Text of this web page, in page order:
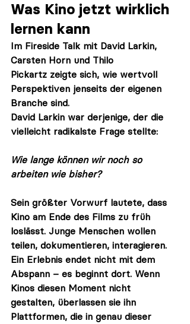
Was Kino jetzt wirklich
lernen kann
Im Fireside Talk mit David Larkin,
Carsten Horn und Thilo
Pickartz zeigte sich, wie wertvoll
Perspektiven jenseits der eigenen
Branche sind.
David Larkin war derjenige, der die
vielleicht radikalste Frage stellte:
Wie lange können wir noch so
arbeiten wie bisher?
Sein größter Vorwurf lautete, dass
Kino am Ende des Films zu früh
loslässt. Junge Menschen wollen
teilen, dokumentieren, interagieren.
Ein Erlebnis endet nicht mit dem
Abspann – es beginnt dort. Wenn
Kinos diesen Moment nicht
gestalten, überlassen sie ihn
Plattformen, die in genau dieser